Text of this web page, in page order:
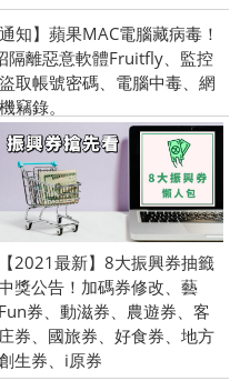
通知】蘋果MAC電腦藏病毒！
隔離惡意軟體Fruitfly、監控
取帳號密碼、電腦中毒、網
竊錄。
【2021最新】8大振興券抽籤
獎公告！加碼券修改、藝
Fun券、動滋券、農遊券、客
庄券、國旅券、好食券、地方
生券、i原券